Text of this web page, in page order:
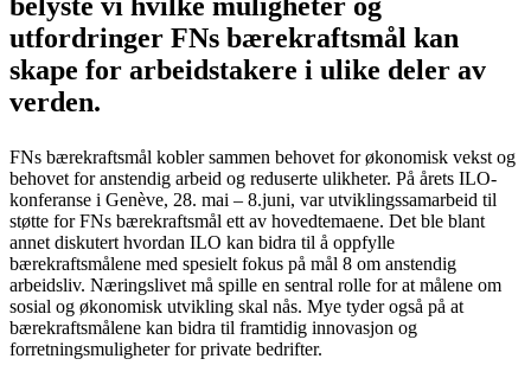
utfordringer FNs bærekraftsmål kan
skape for arbeidstakere i ulike deler av
verden.
FNs bærekraftsmål kobler sammen behovet for økonomisk vekst og
behovet for anstendig arbeid og reduserte ulikheter. På årets ILO-
konferanse i Genève, 28. mai – 8.juni, var utviklingssamarbeid til
støtte for FNs bærekraftsmål ett av hovedtemaene. Det ble blant
annet diskutert hvordan ILO kan bidra til å oppfylle
bærekraftsmålene med spesielt fokus på mål 8 om anstendig
arbeidsliv. Næringslivet må spille en sentral rolle for at målene om
sosial og økonomisk utvikling skal nås. Mye tyder også på at
bærekraftsmålene kan bidra til framtidig innovasjon og
forretningsmuligheter for private bedrifter.